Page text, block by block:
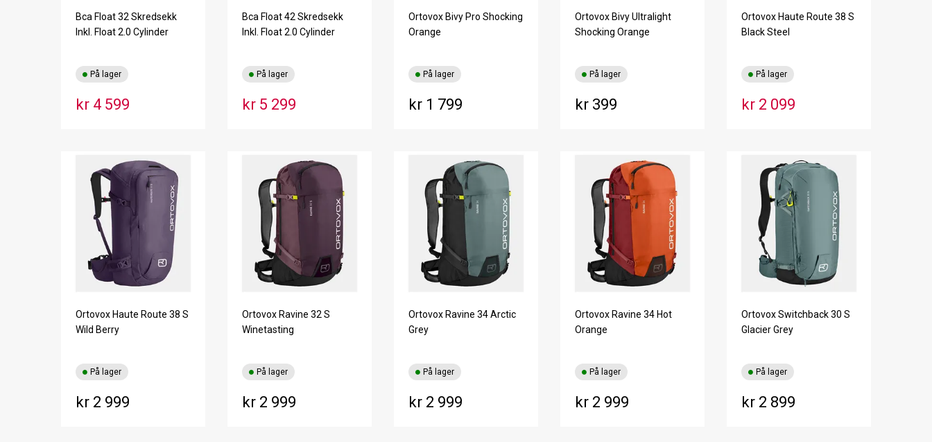
Bca Float 32 Skredsekk
Inkl. Float 2.0 Cylinder
kr 4 599
På lager
Bca Float 42 Skredsekk
Inkl. Float 2.0 Cylinder
kr 5 299
På lager
Ortovox Bivy Pro Shocking
Orange
kr 1 799
På lager
Ortovox Bivy Ultralight
Shocking Orange
kr 399
På lager
Ortovox Haute Route 38 S
Black Steel
kr 2 099
På lager
Ortovox Haute Route 38 S
Wild Berry
kr 2 999
På lager
Ortovox Ravine 32 S
Winetasting
kr 2 999
På lager
Ortovox Ravine 34 Arctic
Grey
kr 2 999
På lager
Ortovox Ravine 34 Hot
Orange
kr 2 999
På lager
Ortovox Switchback 30 S
Glacier Grey
kr 2 899
På lager